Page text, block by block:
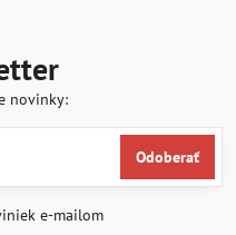
novinky:
Odoberať
e-mailom